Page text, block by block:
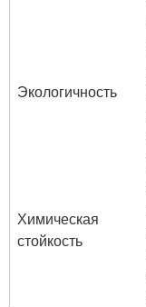
Экологичность
Химическая
стойкость